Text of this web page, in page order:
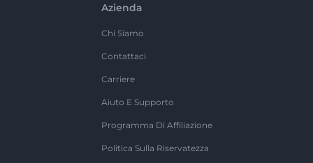
Azienda
Chi Siamo
Contattaci
Carriere
Aiuto E Supporto
Programma Di Affiliazione
Politica Sulla Riservatezza